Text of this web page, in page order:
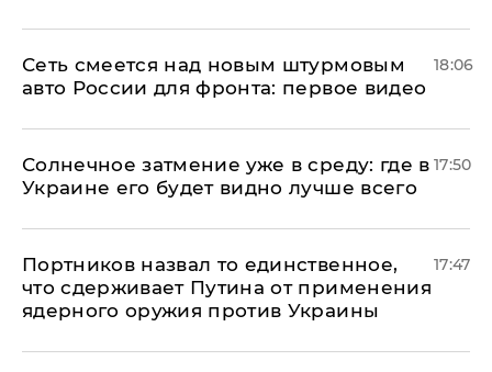
Сеть смеется над новым штурмовым
авто России для фронта: первое видео
18:06
​Солнечное затмение уже в среду: где в
Украине его будет видно лучше всего
17:50
Портников назвал то единственное,
что сдерживает Путина от применения
ядерного оружия против Украины
17:47